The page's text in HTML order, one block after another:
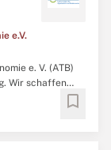
e.V.
e. V. (ATB)
Wir schaffen
von Agrar-,
umfassende
bookmark